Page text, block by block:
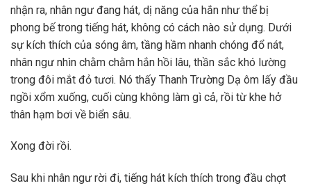
nhận ra, nhân ngư đang hát, dị năng của hắn như thể bị
phong bế trong tiếng hát, không có cách nào sử dụng. Dưới
sự kích thích của sóng âm, tầng hầm nhanh chóng đổ nát,
nhân ngư nhìn chằm chằm hắn hồi lâu, thần sắc khó lường
trong đôi mắt đỏ tươi. Nó thấy Thanh Trường Dạ ôm lấy đầu
ngồi xổm xuống, cuối cùng không làm gì cả, rồi từ khe hở
thân hạm bơi về biển sâu.
Xong đời rồi.
Sau khi nhân ngư rời đi, tiếng hát kích thích trong đầu chợt